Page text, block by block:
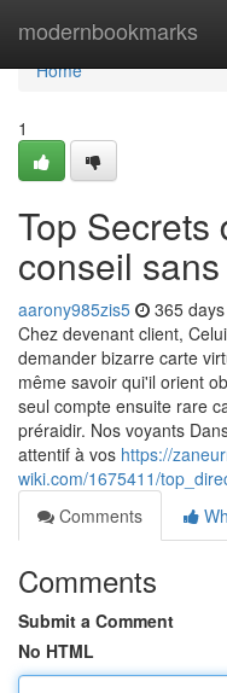
modernbookmarks
Home
Home
1
Top Secrets
conseil
aarony985zis5 365
Chez devenant client,
demander bizarre carte
même savoir qui'il orient
seul compte ensuite rare
préraidir. Nos voyants
attentif à vos https://
wiki.com/1675411/
Comments
Comments
Submit a Comment
No HTML